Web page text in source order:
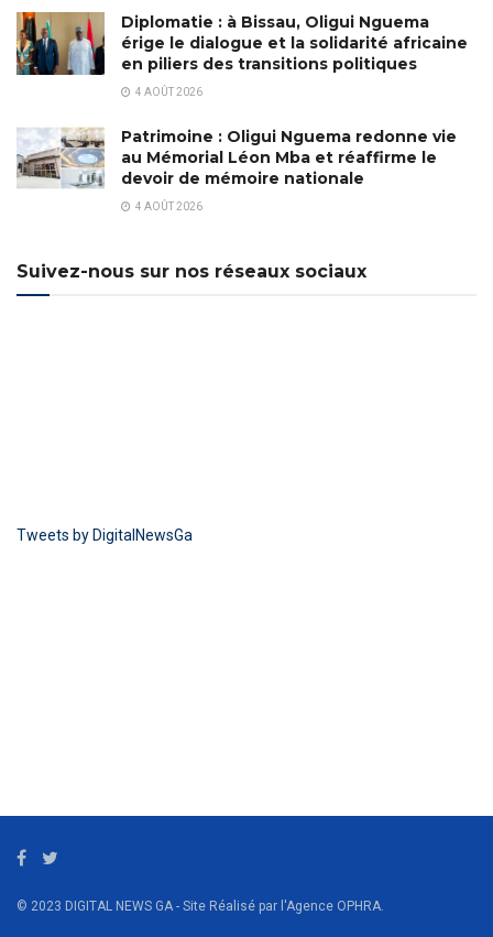
Diplomatie : à Bissau, Oligui Nguema
érige le dialogue et la solidarité africaine
en piliers des transitions politiques
4 AOÛT 2026
Patrimoine : Oligui Nguema redonne vie
au Mémorial Léon Mba et réaffirme le
devoir de mémoire nationale
4 AOÛT 2026
Suivez-nous sur nos réseaux sociaux
Tweets by DigitalNewsGa
© 2023 DIGITAL NEWS GA - Site Réalisé par l'Agence OPHRA.